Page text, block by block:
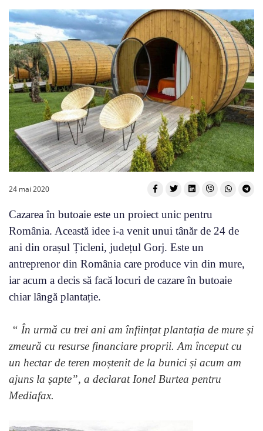
24 mai 2020
Cazarea în butoaie este un proiect unic pentru
România. Această idee i-a venit unui tânăr de 24 de
ani din orașul Țicleni, județul Gorj. Este un
antreprenor din România care produce vin din mure,
iar acum a decis să facă locuri de cazare în butoaie
chiar lângă plantație.
“ În urmă cu trei ani am înființat plantația de mure și
zmeură cu resurse financiare proprii. Am început cu
un hectar de teren moștenit de la bunici și acum am
ajuns la șapte”, a declarat Ionel Burtea pentru
Mediafax.